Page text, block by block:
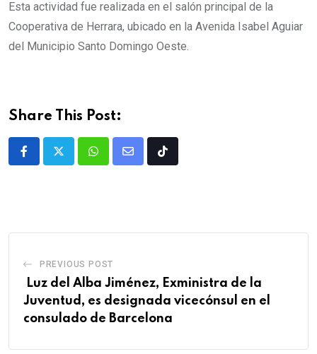
Esta actividad fue realizada en el salón principal de la
Cooperativa de Herrara, ubicado en la Avenida Isabel Aguiar
del Municipio Santo Domingo Oeste.
Share This Post:
PREVIOUS POST
Luz del Alba Jiménez, Exministra de la
Juventud, es designada vicecónsul en el
consulado de Barcelona